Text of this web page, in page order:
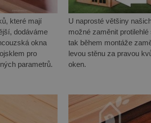
které mají
dodáváme
okna
pro
parametrů.
U naprosté většiny
možné zaměnit
tak během montáže
levou stěnu za pravou
oken.